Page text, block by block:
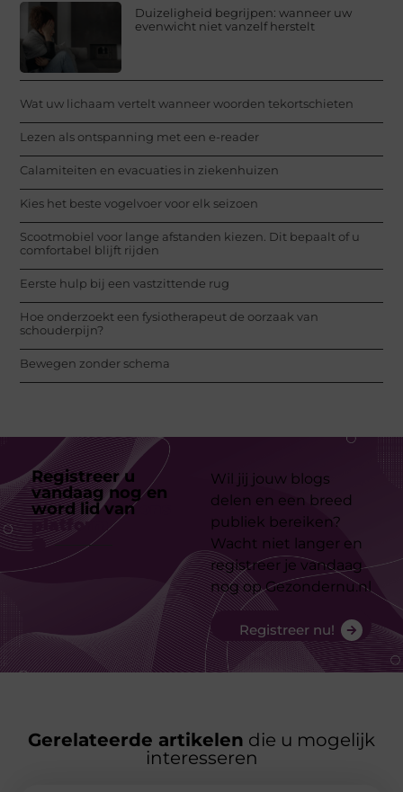
Duizeligheid begrijpen: wanneer uw
evenwicht niet vanzelf herstelt
Wat uw lichaam vertelt wanneer woorden tekortschieten
Lezen als ontspanning met een e-reader
Calamiteiten en evacuaties in ziekenhuizen
Kies het beste vogelvoer voor elk seizoen
Scootmobiel voor lange afstanden kiezen. Dit bepaalt of u
comfortabel blijft rijden
Eerste hulp bij een vastzittende rug
Hoe onderzoekt een fysiotherapeut de oorzaak van
schouderpijn?
Bewegen zonder schema
Registreer u
vandaag nog en
word lid van
platform
Wil jij jouw blogs
delen en een breed
publiek bereiken?
Wacht niet langer en
registreer je vandaag
nog op Gezondernu.nl
Registreer nu!
Gerelateerde artikelen die u mogelijk
interesseren